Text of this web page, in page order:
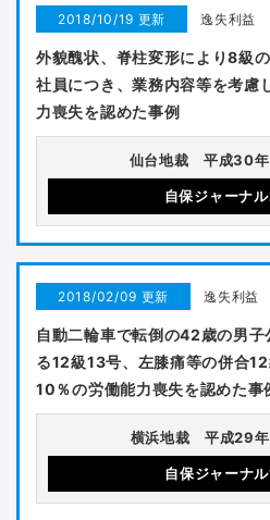
2018/10/19 更新 逸失利益
外貌醜状、脊柱変形により8級
社員につき、業務内容等を考
力喪失を認めた事例
仙台地裁 平成30
自保ジャーナ
2018/02/09 更新 逸失利益
自動二輪車で転倒の42歳の男
る12級13号、左膝痛等の併合
10％の労働能力喪失を認めた事
横浜地裁 平成29
自保ジャーナ